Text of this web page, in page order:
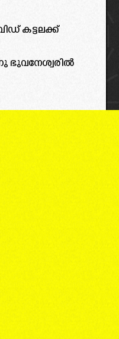
കട്ടലക്ക്
ഭുവനേശ്വരിൽ